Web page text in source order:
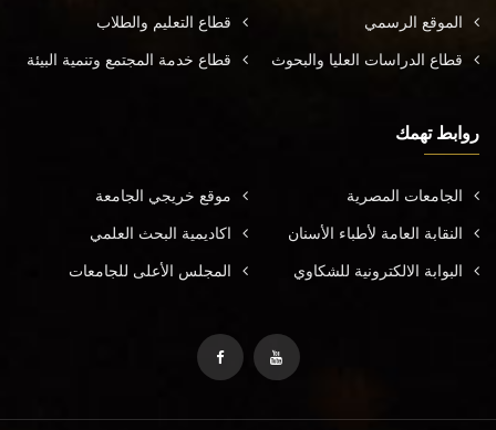
الموقع الرسمي قطاع التعليم والطلاب
قطاع الدراسات العليا والبحوث قطاع خدمة المجتمع وتنمية البيئة
روابط تهمك
الجامعات المصرية موقع خريجي الجامعة
النقابة العامة لأطباء الأسنان اكاديمية البحث العلمي
البوابة الالكترونية للشكاوي المجلس الأعلى للجامعات